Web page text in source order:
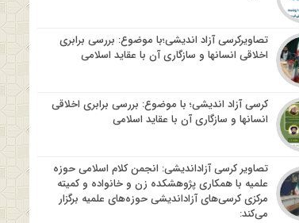
تصاویرکرسی آزاد اندیشی؛با موضوع: بررسی برابری
اخلاقی انسانها و سازگاری آن با عقاید اسلامی
کرسی آزاد اندیشی؛ با موضوع: بررسی برابری اخلاقی
انسانها و سازگاری آن با عقاید اسلامی
تصاویر کرسی آزاداندیشی: انجمن کلام اسلامی حوزه
علمیه با همکاری پژوهشکده زن و خانواده و کمیته
مرکزی کرسی‌های آزاداندیشی حوزه‌های علمیه برگزار
می‌کند: